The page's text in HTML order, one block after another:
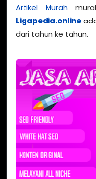
Artikel Murah
Ligapedia.online
dari tahun ke tahun.